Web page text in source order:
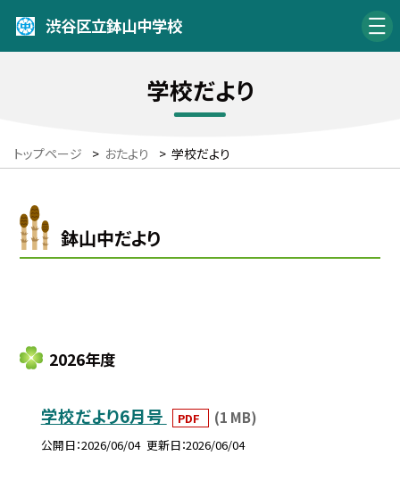
渋谷区立鉢山中学校
学校だより
トップページ > おたより > 学校だより
鉢山中だより
2026年度
学校だより6月号 PDF (1 MB)
公開日 2026/06/04 更新日 2026/06/04